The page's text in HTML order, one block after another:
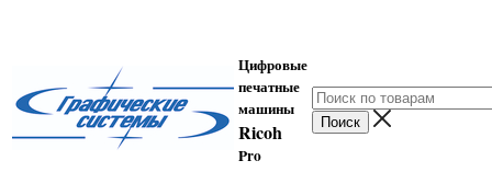
Цифровые
печатные
машины
Ricoh
Pro